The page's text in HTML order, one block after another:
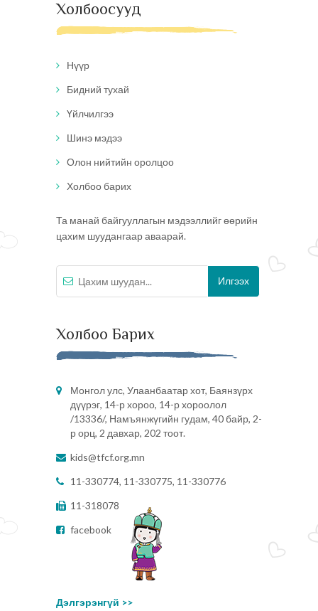
Холбоосууд
Нүүр
Бидний тухай
Үйлчилгээ
Шинэ мэдээ
Олон нийтийн оролцоо
Холбоо барих
Та манай байгууллагын мэдээллийг өөрийн
цахим шуудангаар аваарай.
Холбоо Барих
Монгол улс, Улаанбаатар хот, Баянзүрх
дүүрэг, 14-р хороо, 14-р хороолол
/13336/, Намъянжүгийн гудам, 40 байр, 2-
р орц, 2 давхар, 202 тоот.
kids@tfcf.org.mn
11-330774, 11-330775, 11-330776
11-318078
facebook
Дэлгэрэнгүй >>